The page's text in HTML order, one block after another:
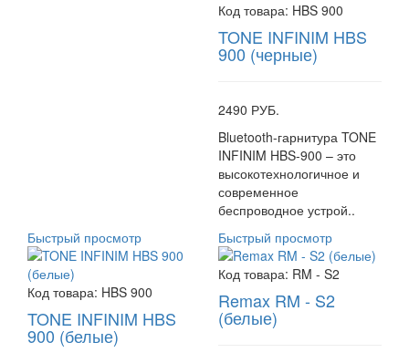
Код товара: HBS 900
TONE INFINIM HBS
900 (черные)
2490 РУБ.
Bluetooth-гарнитура TONE
INFINIM HBS-900 – это
высокотехнологичное и
современное
беспроводное устрой..
Быстрый просмотр
Код товара: HBS 900
TONE INFINIM HBS
900 (белые)
Быстрый просмотр
Код товара: RM - S2
Remax RM - S2
(белые)